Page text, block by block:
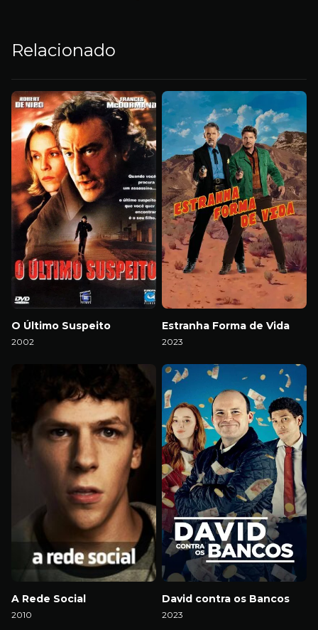
Relacionado
O Último Suspeito
2002
Estranha Forma de Vida
2023
A Rede Social
2010
David contra os Bancos
2023